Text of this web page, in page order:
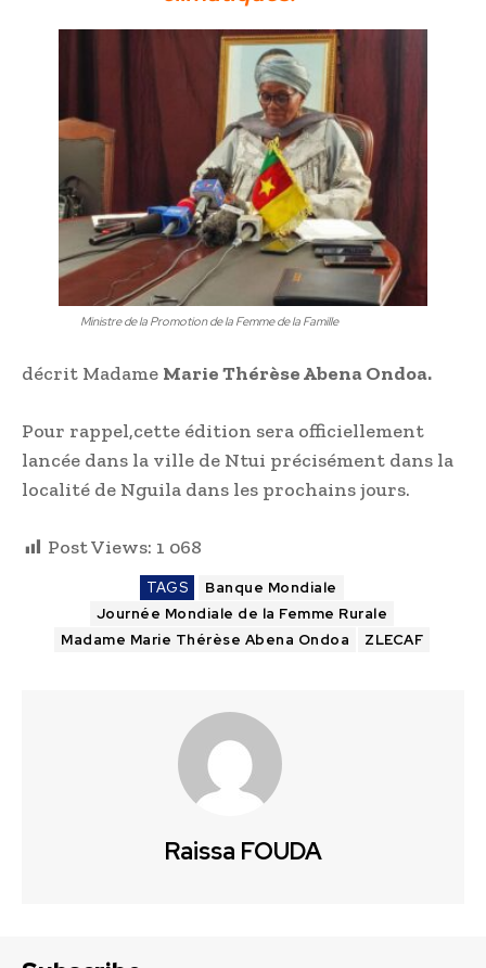
Ministre de la Promotion de la Femme de la Famille
décrit Madame Marie Thérèse Abena Ondoa.
Pour rappel,cette édition sera officiellement
lancée dans la ville de Ntui précisément dans la
localité de Nguila dans les prochains jours.
Post Views: 1 068
TAGS
Banque Mondiale
Journée Mondiale de la Femme Rurale
Madame Marie Thérèse Abena Ondoa
ZLECAF
Raissa FOUDA